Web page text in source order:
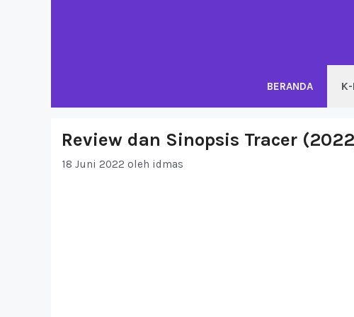
BERANDA K-
Review dan Sinopsis Tracer
18 Juni 2022 oleh idmas